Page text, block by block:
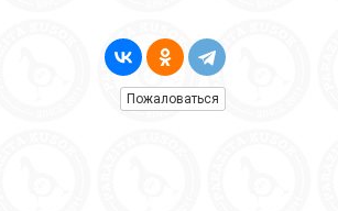
Пожаловаться